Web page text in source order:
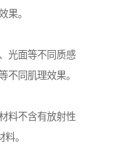
果。
光面等不同质感
不同肌理效果。
料不含有放射性
。